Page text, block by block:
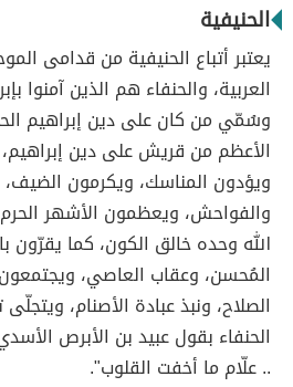
الحنيفية
يعتبر أتباع الحنيفية من قدامى
العربية، والحنفاء هم الذين آمنوا
وسُمّي من كان على دين إبراهيم
الأعظم من قريش على دين إبراهيم،
ويؤدون المناسك، ويكرمون الضيف،
والفواحش، ويعظمون الأشهر الحرم،
الله وحده خالق الكون، كما يقرّون
المُحسن، وعقاب العاصي،
الصلاح، ونبذ عبادة الأصنام،
الحنفاء بقول عبيد بن الأبرص
.. علّام ما أخفت القلوب".